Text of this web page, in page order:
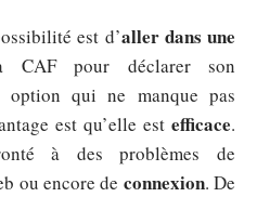
est d’aller dans une
pour déclarer son
option qui ne manque pas
est qu’elle est efficace.
à des problèmes de
ou encore de connexion. De